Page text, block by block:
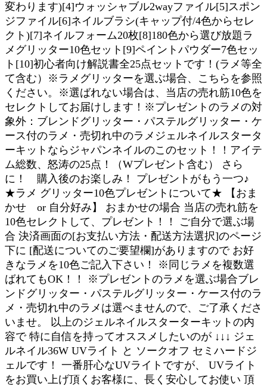
変わります)[4]ウォッシャブル2wayファイル[5]スポン
ジファイル[6]ネイルブラシ(キャップ付/4色からセレ
クト)[7]ネイルフォーム20枚[8]180色から選び放題ラ
メグリッター10色セット[9]ペイントパウダー7色セッ
ト[10]初心者向け解説書全25点セットです！(ラメ等全
て含む）※ラメグリッターを選ぶ場合、こちらを参照
ください。※選ばれない場合は、当店の売れ筋10色を
セレクトしてお届けします！※プレゼントのラメの対
象外：ブレンドグリッター・パステルグリッター・ケ
ース付のラメ・売切れ中のラメジェルネイルスタータ
ーキットならジャパンネイルのこのセット！！アイテ
ム総数、怒涛の25点！（Wプレゼント含む） さら
に！ 購入後のお楽しみ！ プレゼントがもう一つ♪
★ラメ グリッター10色プレゼントについて★ 【おま
かせ or 自分好み】 おまかせの場合 当店の売れ筋を
10色セレクトして、プレゼント！！ ご自分で選ぶ場
合 決済画面の[お支払い方法・配送方法選択]のページ
下に [配送についてのご要望欄]がありますので お好
きなラメを10色ご記入下さい！ ※同じラメを複数選
ばれてもOK！！ ※プレゼントのラメを選ぶ場合ブレ
ンドグリッター・パステルグリッター・ケース付のラ
メ・売切れ中のラメは選べませんので、ご了承くださ
いませ。 以上のジェルネイルスターターキットの内
容で 特に自信を持ってオススメしたいのが ↓↓↓ ジェ
ルネイル36W UVライト と ソークオフ セミハードジ
ェルです！ 一番肝心なUVライトですが、 UVライト
をお買い上げ頂くお客様に、長く安心してお使い 頂